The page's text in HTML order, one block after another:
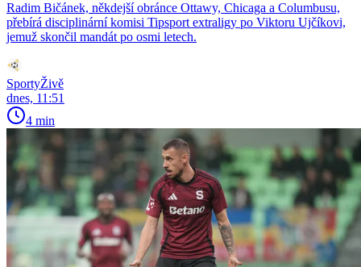
Radim Bičánek, někdejší obránce Ottawy, Chicaga a Columbusu,
přebírá disciplinární komisi Tipsport extraligy po Viktoru Ujčíkovi,
jemuž skončil mandát po osmi letech.
SportyŽivě
dnes, 11:51
4 min